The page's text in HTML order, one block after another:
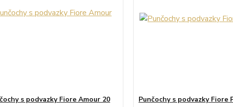
s podvazky Fiore Amour 20
Punčochy s podvazky Fiore